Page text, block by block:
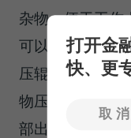
杂物，便于工作
可以将压辊主体
压辊主体外部保
物压到石墨烯导
部出现坑洼，保
打开金
快、更
取消